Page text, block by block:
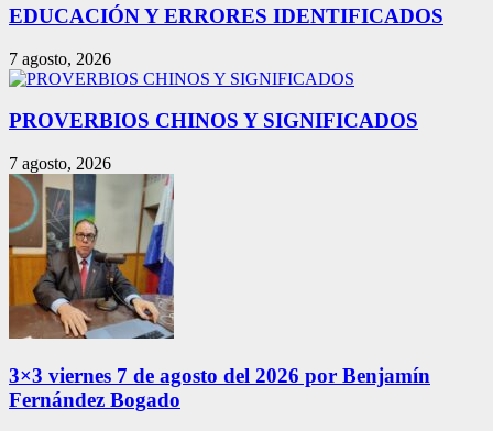
EDUCACIÓN Y ERRORES IDENTIFICADOS
7 agosto, 2026
PROVERBIOS CHINOS Y SIGNIFICADOS
7 agosto, 2026
3×3 viernes 7 de agosto del 2026 por Benjamín
Fernández Bogado